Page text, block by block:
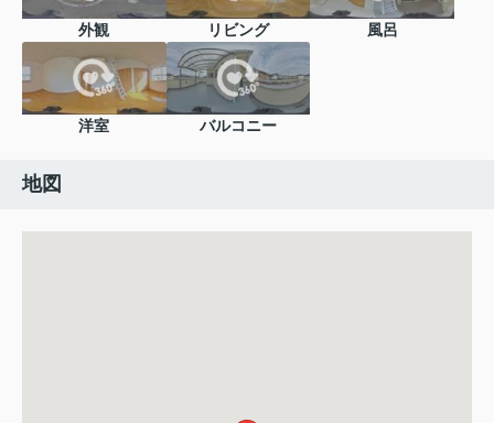
外観 リビング 風呂
洋室 バルコニー
地図